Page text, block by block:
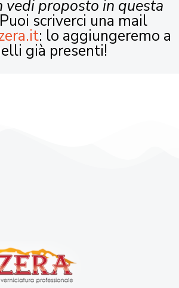
vedi proposto in questa
scriverci una mail
: lo aggiungeremo a
già presenti!